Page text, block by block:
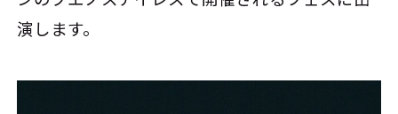
演します。